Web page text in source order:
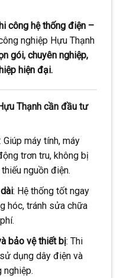
công hệ thống điện –
nghiệp Hựu Thạnh
gói, chuyên nghiệp,
hiện đại.
Thạnh cần đầu tư
Giúp máy tính, máy
trơn tru, không bị
nguồn điện.
: Hệ thống tốt ngay
hóc, tránh sửa chữa
bảo vệ thiết bị: Thi
dụng dây điện và
nghiệp.